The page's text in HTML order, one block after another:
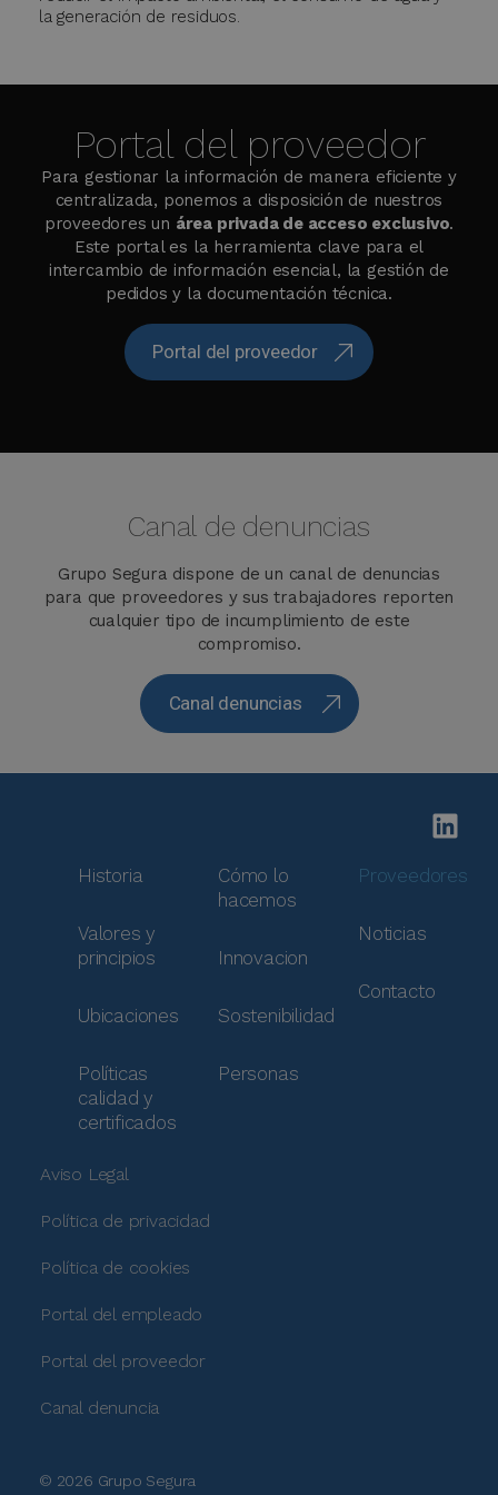
la generación de residuos.
Portal del proveedor
Para gestionar la información de manera eficiente y
centralizada, ponemos a disposición de nuestros
proveedores un área privada de acceso exclusivo.
Este portal es la herramienta clave para el
intercambio de información esencial, la gestión de
pedidos y la documentación técnica.
Portal del proveedor
Canal de denuncias​
Grupo Segura dispone de un canal de denuncias
para que proveedores y sus trabajadores reporten
cualquier tipo de incumplimiento de este
compromiso.
Canal denuncias
Historia
Valores y
principios
Ubicaciones
Políticas
calidad y
certificados
Cómo lo
hacemos
Innovacion
Sostenibilidad
Personas
Proveedores
Noticias
Contacto
Aviso Legal
Política de privacidad
Política de cookies
Portal del empleado
Portal del proveedor
Canal denuncia
© 2026 Grupo Segura